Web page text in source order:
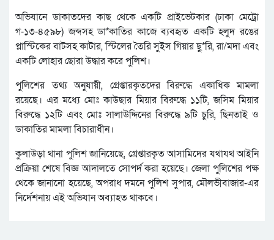
অভিযানে ডাকাতদের কাছ থেকে একটি প্রাইভেটকার (ঢাকা মেট্রো
গ-১৩-৪৫৯৮) জব্দসহ ডা*কাতির কাজে ব্যবহৃত একটি হলুদ রঙের
প্লাস্টিকের বাটসহ কাটার, স্টিলের তৈরি সুইস গিয়ার ছু*রি, রা/মদা এবং
একটি লোহার ছোরা উদ্ধার করে পুলিশ।
পুলিশের তথ্য অনুযায়ী, গ্রেপ্তারকৃতদের বিরুদ্ধে একাধিক মামলা
রয়েছে। এর মধ্যে মোঃ কাউছার মিয়ার বিরুদ্ধে ১১টি, জসিম মিয়ার
বিরুদ্ধে ১২টি এবং মোঃ সালাউদ্দিনের বিরুদ্ধে ৯টি চুরি, ছিনতাই ও
ডাকাতির মামলা বিচারাধীন।
কুলাউড়া থানা পুলিশ জানিয়েছে, গ্রেপ্তারকৃত আসামিদের যথাযথ আইনি
প্রক্রিয়া শেষে বিজ্ঞ আদালতে সোপর্দ করা হয়েছে। জেলা পুলিশের পক্ষ
থেকে জানানো হয়েছে, অপরাধ দমনে পুলিশ সুপার, মৌলভীবাজার-এর
নির্দেশনায় এই অভিযান অব্যাহত থাকবে।